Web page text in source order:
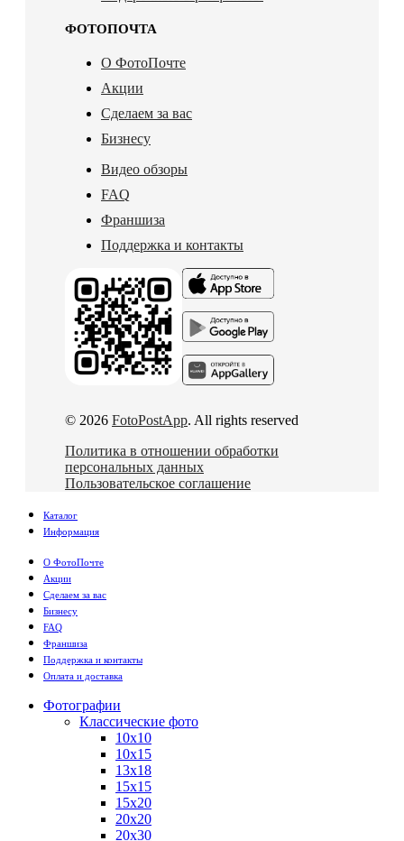
ФОТОПОЧТА
О ФотоПочте
Акции
Сделаем за вас
Бизнесу
Видео обзоры
FAQ
Франшиза
Поддержка и контакты
© 2026 FotoPostApp. All rights reserved
Политика в отношении обработки
персональных данных
Пользовательское соглашение
Каталог
Информация
О ФотоПочте
Акции
Сделаем за вас
Бизнесу
FAQ
Франшиза
Поддержка и контакты
Оплата и доставка
Фотографии
Классические фото
10х10
10х15
13х18
15х15
15х20
20х20
20х30